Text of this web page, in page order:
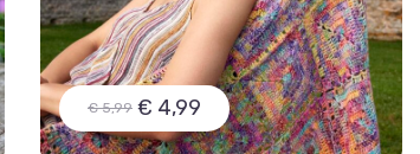
€ 5,99 € 4,99